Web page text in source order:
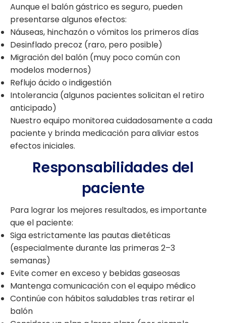
Aunque el balón gástrico es seguro, pueden
presentarse algunos efectos:
Náuseas, hinchazón o vómitos los primeros días
Desinflado precoz (raro, pero posible)
Migración del balón (muy poco común con
modelos modernos)
Reflujo ácido o indigestión
Intolerancia (algunos pacientes solicitan el retiro
anticipado)
Nuestro equipo monitorea cuidadosamente a cada
paciente y brinda medicación para aliviar estos
efectos iniciales.
Responsabilidades del
paciente
Para lograr los mejores resultados, es importante
que el paciente:
Siga estrictamente las pautas dietéticas
(especialmente durante las primeras 2–3
semanas)
Evite comer en exceso y bebidas gaseosas
Mantenga comunicación con el equipo médico
Continúe con hábitos saludables tras retirar el
balón